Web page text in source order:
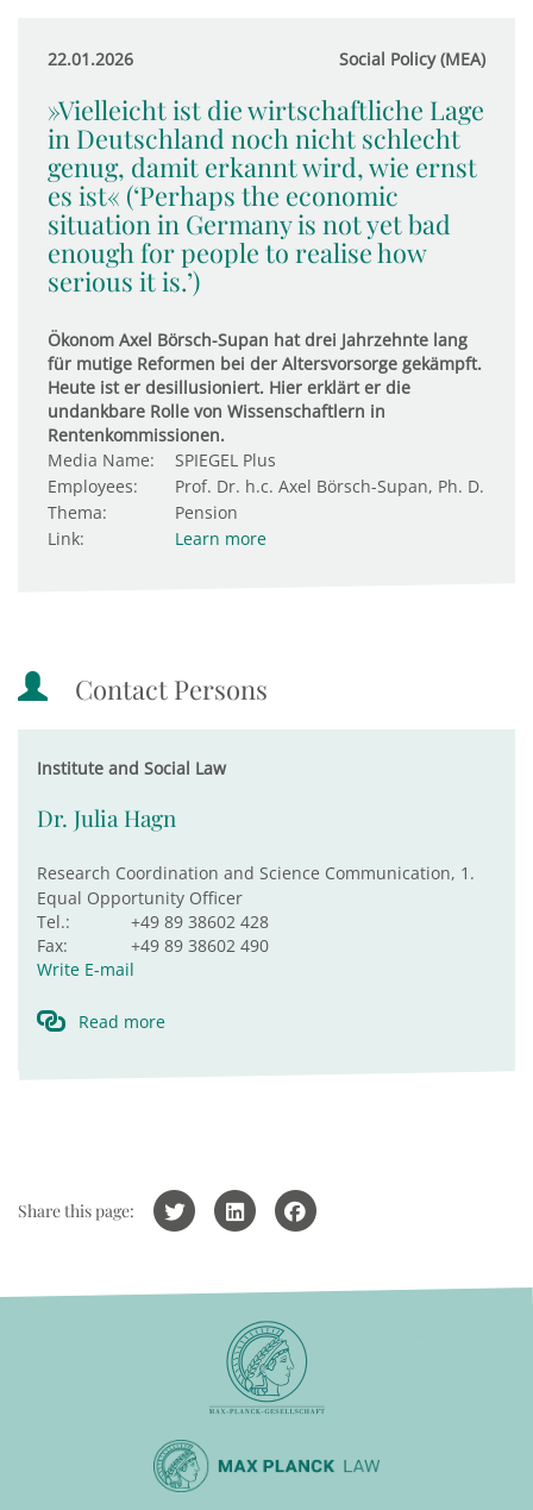
22.01.2026 Social Policy (MEA)
»Vielleicht ist die wirtschaftliche Lage
in Deutschland noch nicht schlecht
genug, damit erkannt wird, wie ernst
es ist« (‘Perhaps the economic
situation in Germany is not yet bad
enough for people to realise how
serious it is.’)
Ökonom Axel Börsch-Supan hat drei Jahrzehnte lang
für mutige Reformen bei der Altersvorsorge gekämpft.
Heute ist er desillusioniert. Hier erklärt er die
undankbare Rolle von Wissenschaftlern in
Rentenkommissionen.
Media Name:
SPIEGEL Plus
Employees:
Prof. Dr. h.c. Axel Börsch-Supan, Ph. D.
Thema:
Pension
Link:
Learn more
Contact Persons
Institute and Social Law
Dr. Julia Hagn
Research Coordination and Science Communication, 1.
Equal Opportunity Officer
Tel.:
+49 89 38602 428
Fax:
+49 89 38602 490
Write E-mail
Read more
Share this page: